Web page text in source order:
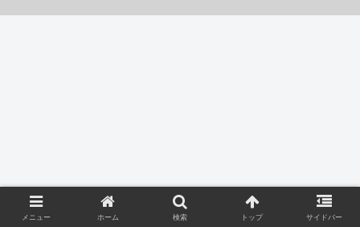
メニュー ホーム 検索 トップ サイドバー